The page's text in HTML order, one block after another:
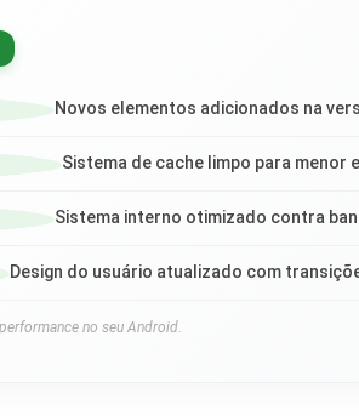
Novos elementos adicionados na
Sistema de cache limpo para menor
Sistema interno otimizado contra
Design do usuário atualizado com
no seu Android.